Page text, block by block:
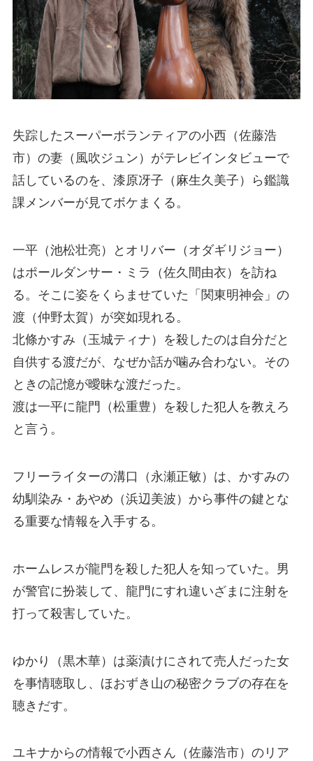
失踪したスーパーボランティアの小西（佐藤浩
市）の妻（風吹ジュン）がテレビインタビューで
話しているのを、漆原冴子（麻生久美子）ら鑑識
課メンバーが見てボケまくる。
一平（池松壮亮）とオリバー（オダギリジョー）
はポールダンサー・ミラ（佐久間由衣）を訪ね
る。そこに姿をくらませていた「関東明神会」の
渡（仲野太賀）が突如現れる。
北條かすみ（玉城ティナ）を殺したのは自分だと
自供する渡だが、なぜか話が噛み合わない。その
ときの記憶が曖昧な渡だった。
渡は一平に龍門（松重豊）を殺した犯人を教えろ
と言う。
フリーライターの溝口（永瀬正敏）は、かすみの
幼馴染み・あやめ（浜辺美波）から事件の鍵とな
る重要な情報を入手する。
ホームレスが龍門を殺した犯人を知っていた。男
が警官に扮装して、龍門にすれ違いざまに注射を
打って殺害していた。
ゆかり（黒木華）は薬漬けにされて売人だった女
を事情聴取し、ほおずき山の秘密クラブの存在を
聴きだす。
ユキナからの情報で小西さん（佐藤浩市）のリア